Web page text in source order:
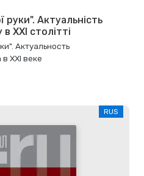
Актуальність
XXI столітті
Актуальность
ХХI веке
RUS